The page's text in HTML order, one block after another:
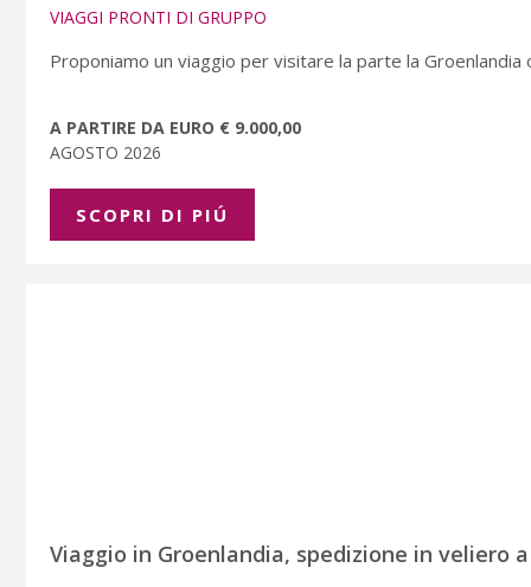
VIAGGI PRONTI DI GRUPPO
Proponiamo un viaggio per visitare la parte la
A PARTIRE DA EURO € 9.000,00
AGOSTO 2026
SCOPRI DI PIÚ
Viaggio in Groenlandia, spedizione in veliero